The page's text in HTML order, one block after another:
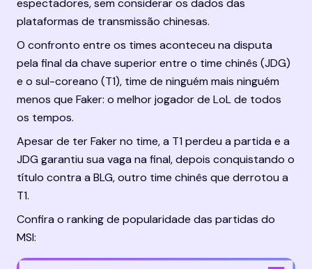
espectadores, sem considerar os dados das
plataformas de transmissão chinesas.
O confronto entre os times aconteceu na disputa
pela final da chave superior entre o time chinês (JDG)
e o sul-coreano (T1), time de ninguém mais ninguém
menos que Faker: o melhor jogador de LoL de todos
os tempos.
Apesar de ter Faker no time, a T1 perdeu a partida e a
JDG garantiu sua vaga na final, depois conquistando o
título contra a BLG, outro time chinês que derrotou a
T1.
Confira o ranking de popularidade das partidas do
MSI: